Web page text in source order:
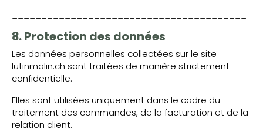
8. Protection des données
Les données personnelles collectées sur le site
lutinmalin.ch sont traitées de manière strictement
confidentielle.
Elles sont utilisées uniquement dans le cadre du
traitement des commandes, de la facturation et de la
relation client.